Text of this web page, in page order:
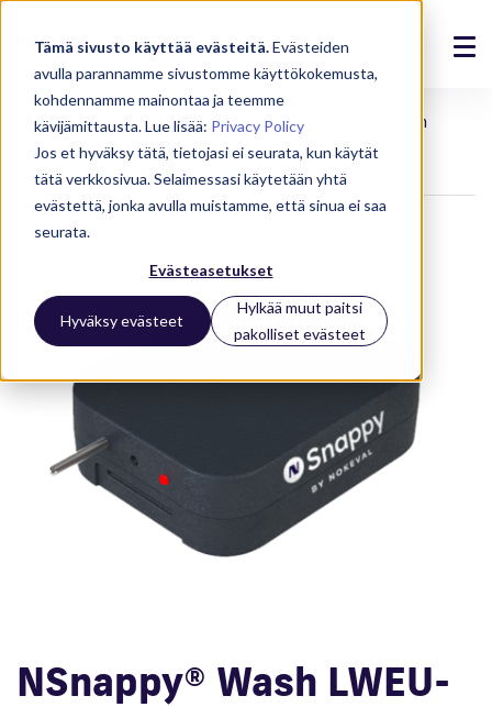
Tämä sivusto käyttää evästeitä.Evästeiden
avulla parannamme sivustomme käyttökokemusta,
kohdennamme mainontaa ja teemme
kävijämittausta. Lue lisää: Privacy Policy
Jos et hyväksy tätä, tietojasi ei seurata, kun käytät
tätä verkkosivua. Selaimessasi käytetään yhtä
evästettä, jonka avulla muistamme, että sinua ei saa
seurata.
Evästeasetukset
Hyväksy evästeet
Hylkää muut paitsi
pakolliset evästeet
Ratkaisut
Tuotteet
Referenssit
Ajankohtaista
Meistä
Kirjaudu
Ota yhteyttä
Laitteet Langattomat laitteet
NSnappy® Wash
LWEU-N pesukonelähetin
NSnappy® Wash LWEU-